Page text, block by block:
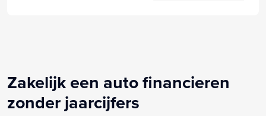
Zakelijk een auto financieren
zonder jaarcijfers